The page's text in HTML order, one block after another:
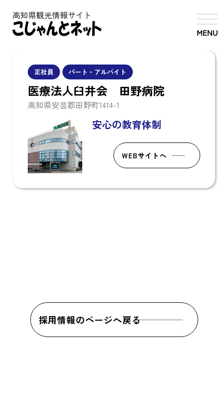
MENU
高知県観光情報サイト
正社員 パート・アルバイト
医療法人臼井会 田野病院
高知県安芸郡田野町1414-1
安心の教育体制
WEBサイトへ
採用情報のページへ戻る